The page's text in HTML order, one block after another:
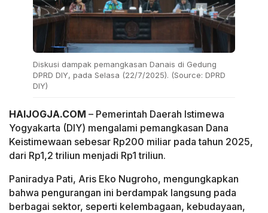
Diskusi dampak pemangkasan Danais di Gedung
DPRD DIY, pada Selasa (22/7/2025). (Source: DPRD
DIY)
HAIJOGJA.COM – Pemerintah Daerah Istimewa
Yogyakarta (DIY) mengalami pemangkasan Dana
Keistimewaan sebesar Rp200 miliar pada tahun 2025,
dari Rp1,2 triliun menjadi Rp1 triliun.
Paniradya Pati, Aris Eko Nugroho, mengungkapkan
bahwa pengurangan ini berdampak langsung pada
berbagai sektor, seperti kelembagaan, kebudayaan,